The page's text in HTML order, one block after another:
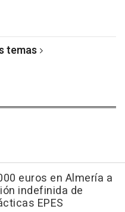
temas
euros en Almería a
indefinida de
EPES